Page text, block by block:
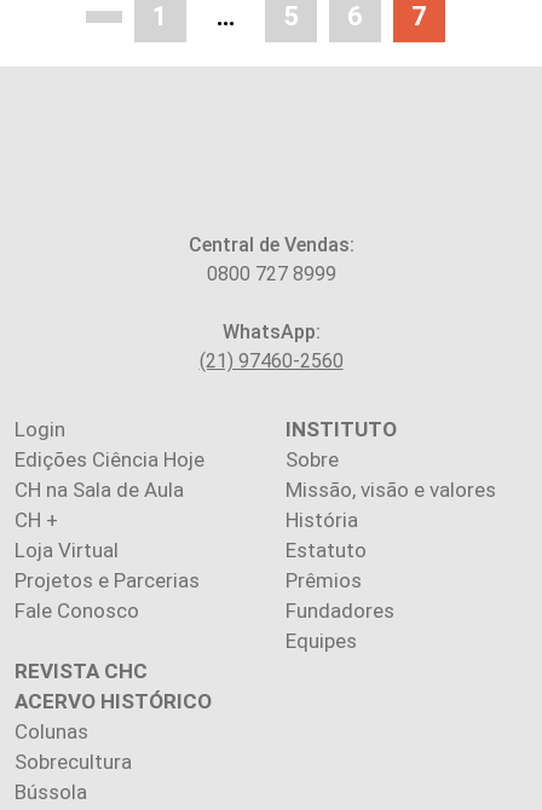
1 … 5 6 7
Central de Vendas:
0800 727 8999
WhatsApp:
(21) 97460-2560
Login
Edições Ciência Hoje
CH na Sala de Aula
CH +
Loja Virtual
Projetos e Parcerias
Fale Conosco
INSTITUTO
Sobre
Missão, visão e valores
História
Estatuto
Prêmios
Fundadores
Equipes
REVISTA CHC
ACERVO HISTÓRICO
Colunas
Sobrecultura
Bússola